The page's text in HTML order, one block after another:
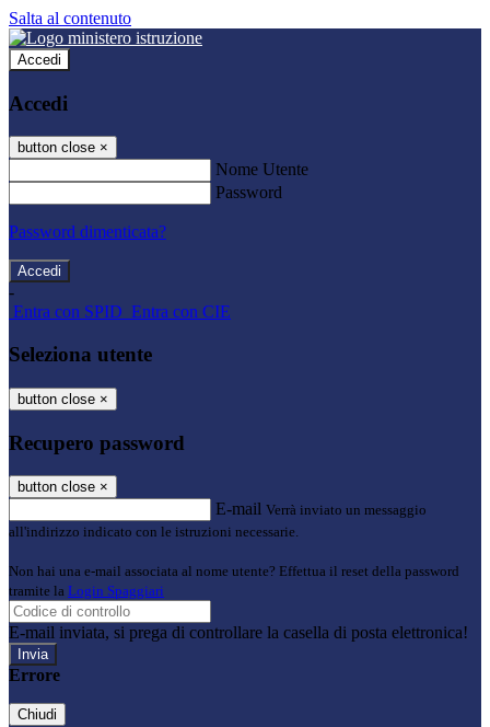
Salta al contenuto
Accedi
Accedi
button close ×
Nome Utente
Password
Password dimenticata?
-
Entra con SPID Entra con CIE
Seleziona utente
button close ×
Recupero password
button close ×
E-mail Verrà inviato un messaggio
all'indirizzo indicato con le istruzioni necessarie.
Non hai una e-mail associata al nome utente? Effettua il reset della password
tramite la Login Spaggiari
E-mail inviata, si prega di controllare la casella di posta elettronica!
Errore
Chiudi